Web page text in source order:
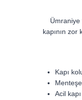
Ümraniye
kapının
Kapı
Acil